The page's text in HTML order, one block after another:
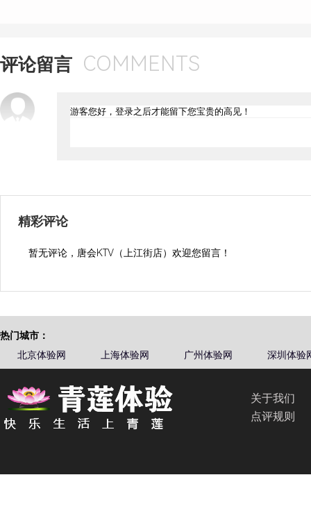
评论留言 COMMENTS
精彩评论
暂无评论，唐会KTV（上江街店）欢迎您留言！
热门城市：
北京体验网
上海体验网 广州体验网 深圳体验
关于我们
点评规则